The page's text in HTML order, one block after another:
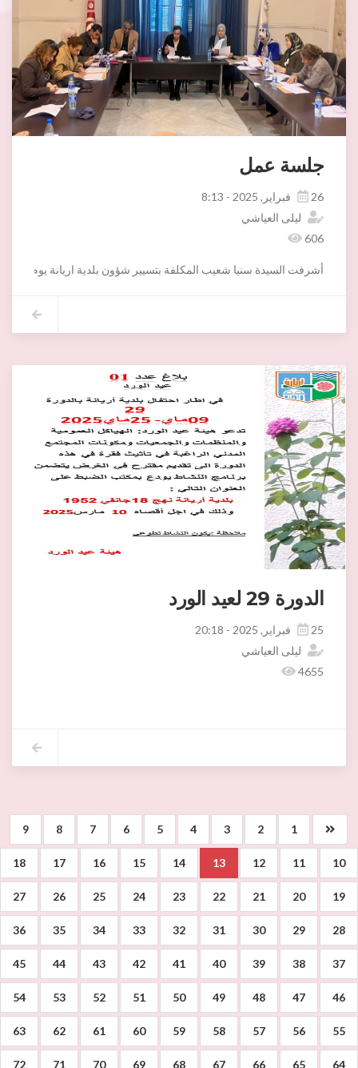
جلسة عمل
26 فبراير, 2025 - 8:13
ليلى العياشي
606
أشرفت السيدة سنيا شعيب المكلفة بتسيير شؤون بلدية اريانة يوم الثلاثاء25 فيفري 2025 بحضور الادارات المعنية ومتصرفي الدوائر على جلسة عمل لمواصلة النظر في مقترحات توزيع اعتمادات العنوان الثاني
الدورة 29 لعيد الورد
25 فبراير, 2025 - 20:18
ليلى العياشي
4655
1
2
3
4
5
6
7
8
9
10
11
12
13
14
15
16
17
18
19
20
21
22
23
24
25
26
27
28
29
30
31
32
33
34
35
36
37
38
39
40
41
42
43
44
45
46
47
48
49
50
51
52
53
54
55
56
57
58
59
60
61
62
63
64
65
66
67
68
69
70
71
72